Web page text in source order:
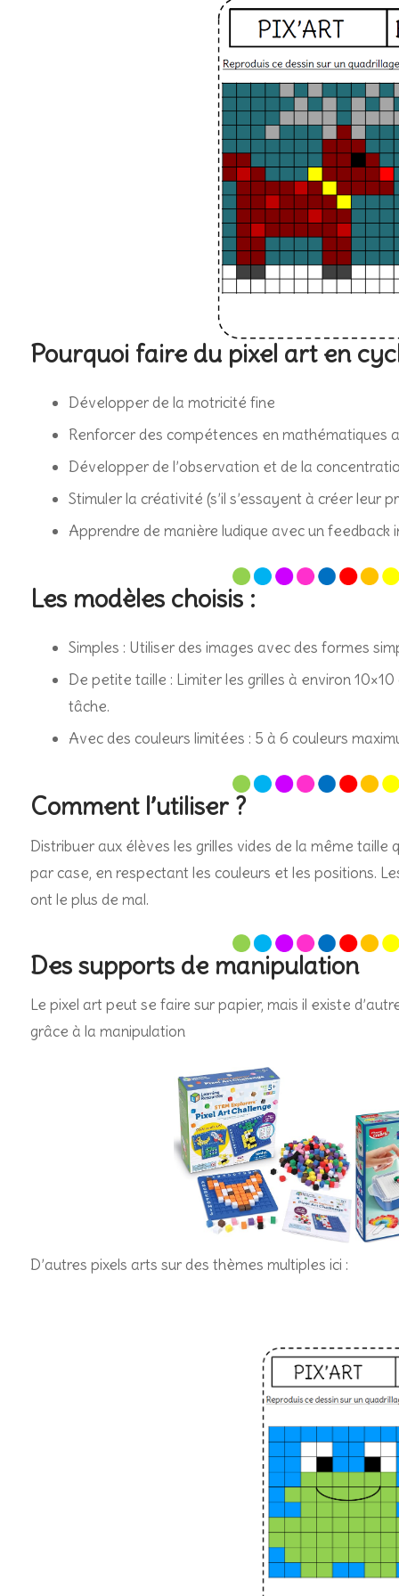
Pourquoi faire du pixel art en
Développer de la motricité fine
Renforcer des compétences en mathématiques
Développer de l’observation et de la
Stimuler la créativité (s’il s’essayent à créer leur
Apprendre de manière ludique avec un feedback
Les modèles choisis :
Simples : Utiliser des images avec des formes
De petite taille : Limiter les grilles à environ
tâche.
Avec des couleurs limitées : 5 à 6 couleurs
Comment l’utiliser ?
Distribuer aux élèves les grilles vides de la même
par case, en respectant les couleurs et les positions.
ont le plus de mal.
Des supports de manipulation
Le pixel art peut se faire sur papier, mais il existe
grâce à la manipulation
D’autres pixels arts sur des thèmes multiples ici :